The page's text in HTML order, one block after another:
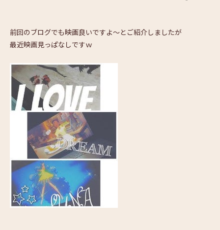
前回のブログでも映画良いですよ～とご紹介しましたが
最近映画見っぱなしですｗ